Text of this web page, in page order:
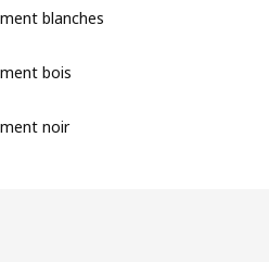
blanches
bois
noir